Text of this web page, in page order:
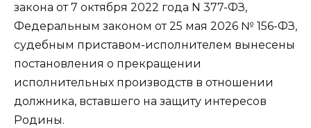
закона от 7 октября 2022 года N 377-ФЗ,
Федеральным законом от 25 мая 2026 № 156-ФЗ,
судебным приставом-исполнителем вынесены
постановления о прекращении
исполнительных производств в отношении
должника, вставшего на защиту интересов
Родины.